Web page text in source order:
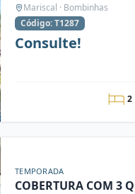
Mariscal · Bombinhas
Código: T1287
Consulte!
2
TEMPORADA
COBERTURA COM 3